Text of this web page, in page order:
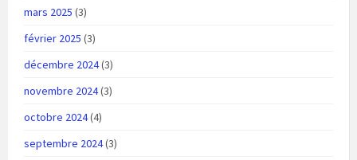
mars 2025 (3)
février 2025 (3)
décembre 2024(3)
novembre 2024(3)
octobre 2024(4)
septembre 2024(3)